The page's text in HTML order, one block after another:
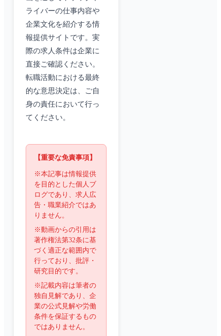
ライバーの仕事内容や
企業文化を紹介する情
報提供サイトです。実
際の求人条件は企業に
直接ご確認ください。
転職活動における最終
的な意思決定は、ご自
身の責任において行っ
てください。
【重要な免責事項】
※本記事は情報提供
を目的とした個人ブ
ログであり、求人広
告・職業紹介ではあ
りません。
※動画からの引用は
著作権法第32条に基
づく適正な範囲内で
行っており、批評・
研究目的です。
※記載内容は筆者の
独自見解であり、企
業の公式見解や労働
条件を保証するもの
ではありません。